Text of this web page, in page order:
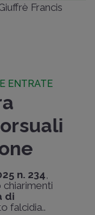
Francis
ENTRATE
n. 234
di
falcidia..